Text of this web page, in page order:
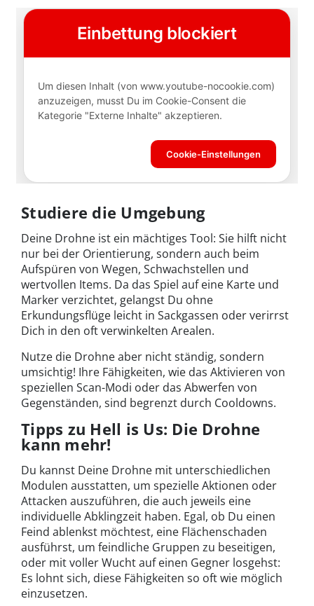
Studiere die Umgebung
Deine Drohne ist ein mächtiges Tool: Sie hilft nicht
nur bei der Orientierung, sondern auch beim
Aufspüren von Wegen, Schwachstellen und
wertvollen Items. Da das Spiel auf eine Karte und
Marker verzichtet, gelangst Du ohne
Erkundungsflüge leicht in Sackgassen oder verirrst
Dich in den oft verwinkelten Arealen.
Nutze die Drohne aber nicht ständig, sondern
umsichtig! Ihre Fähigkeiten, wie das Aktivieren von
speziellen Scan-Modi oder das Abwerfen von
Gegenständen, sind begrenzt durch Cooldowns.
Tipps zu Hell is Us: Die Drohne
kann mehr!
Du kannst Deine Drohne mit unterschiedlichen
Modulen ausstatten, um spezielle Aktionen oder
Attacken auszuführen, die auch jeweils eine
individuelle Abklingzeit haben. Egal, ob Du einen
Feind ablenkst möchtest, eine Flächenschaden
ausführst, um feindliche Gruppen zu beseitigen,
oder mit voller Wucht auf einen Gegner losgehst:
Es lohnt sich, diese Fähigkeiten so oft wie möglich
einzusetzen.